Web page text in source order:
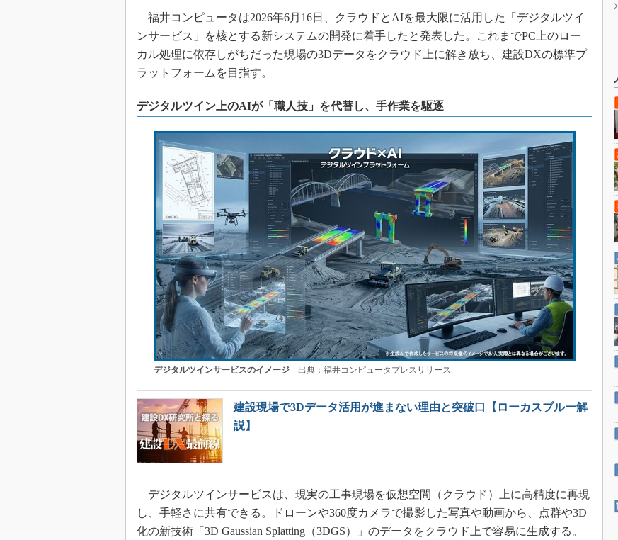
福井コンピュータは2026年6月16日、クラウドとAIを最大限に活用した「デジタルツイ
ンサービス」を核とする新システムの開発に着手したと発表した。これまでPC上のロー
カル処理に依存しがちだった現場の3Dデータをクラウド上に解き放ち、建設DXの標準プ
ラットフォームを目指す。
デジタルツイン上のAIが「職人技」を代替し、手作業を駆逐
デジタルツインサービスのイメージ出典：福井コンピュータプレスリリース
建設現場で3Dデータ活用が進まない理由と突破口【ローカスブルー解
説】
デジタルツインサービスは、現実の工事現場を仮想空間（クラウド）上に高精度に再現
し、手軽さに共有できる。ドローンや360度カメラで撮影した写真や動画から、点群や3D
化の新技術「3D Gaussian Splatting（3DGS）」のデータをクラウド上で容易に生成する。